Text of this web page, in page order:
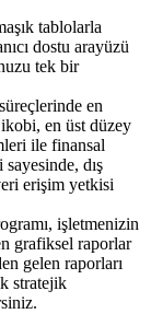
tablolarla
dostu arayüzü
tek bir
en
en üst düzey
ile finansal
dış
erişim yetkisi
işletmenizin
grafiksel raporlar
gelen raporları
stratejik